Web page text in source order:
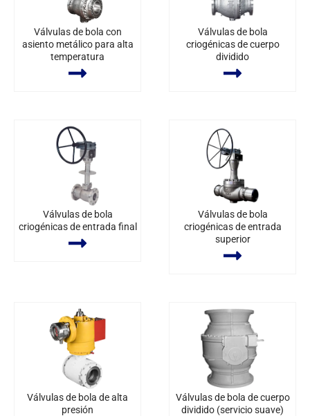
Válvulas de bola con
asiento metálico para alta
temperatura
Válvulas de bola
criogénicas de cuerpo
dividido
Válvulas de bola
criogénicas de entrada final
Válvulas de bola
criogénicas de entrada
superior
Válvulas de bola de alta
presión
Válvulas de bola de cuerpo
dividido (servicio suave)